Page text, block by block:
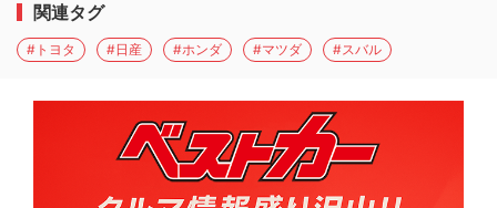
関連タグ
#トヨタ #日産 #ホンダ #マツダ #スバル